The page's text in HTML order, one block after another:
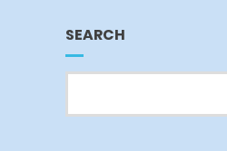
SEARCH